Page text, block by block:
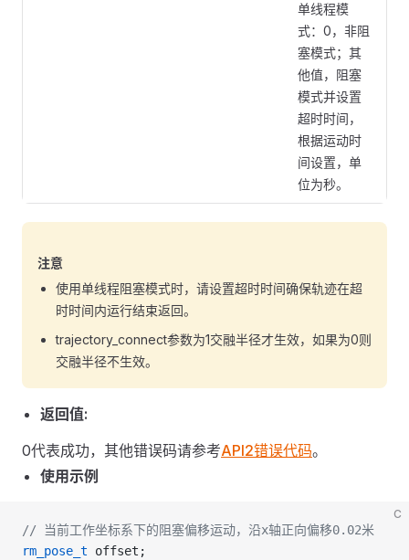
单线程模
式：0，非阻
塞模式；其
他值，阻塞
模式并设置
超时时间，
根据运动时
间设置，单
位为秒。
注意
使用单线程阻塞模式时，请设置超时时间确保轨迹在超
时时间内运行结束返回。
trajectory_connect参数为1交融半径才生效，如果为0则
交融半径不生效。
返回值:
0代表成功，其他错误码请参考API2错误代码。
使用示例
C
// 当前工作坐标系下的阻塞偏移运动，沿x轴正向偏移0.02米
rm_pose_t offset;